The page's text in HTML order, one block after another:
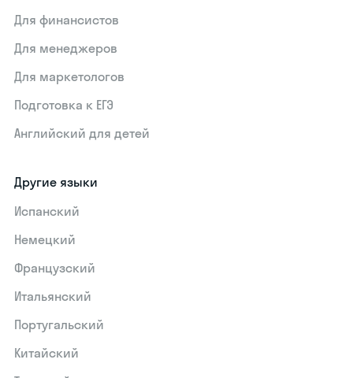
Для финансистов
Для менеджеров
Для маркетологов
Подготовка к ЕГЭ
Английский для детей
Другие языки
Испанский
Немецкий
Французский
Итальянский
Португальский
Китайский